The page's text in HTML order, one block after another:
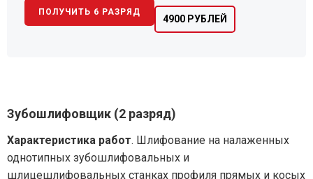
4900 РУБЛЕЙ
ПОЛУЧИТЬ 6 РАЗРЯД
Зубошлифовщик (2 разряд)
Характеристика работ. Шлифование на налаженных
однотипных зубошлифовальных и
шлицешлифовальных станках профиля прямых и косых